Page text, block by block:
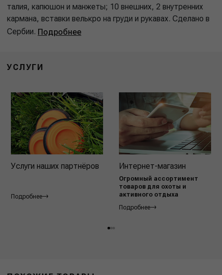
талия, капюшон и манжеты; 10 внешних, 2 внутренних
кармана, вставки велькро на груди и рукавах. Сделано в
Сербии. Подробнее
УСЛУГИ
Услуги наших партнёров
Подробнее
Интернет-магазин
Огромный ассортимент
товаров для охоты и
активного отдыха
Подробнее